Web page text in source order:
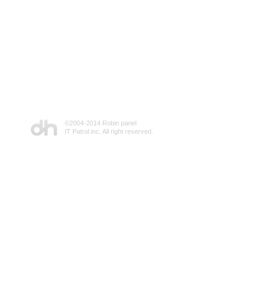
©2004-2014 Robin panel
IT Patrol inc. All right reserved.